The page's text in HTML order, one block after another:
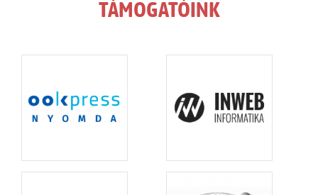
TÁMOGATÓINK